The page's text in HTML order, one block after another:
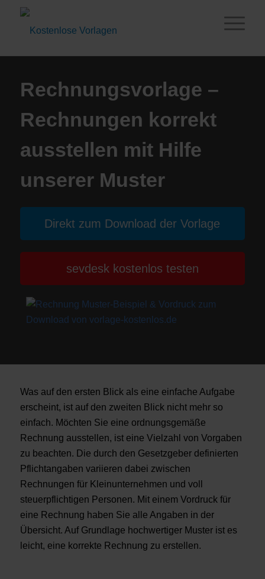
Rechnungsvorlage –
Rechnungen korrekt
ausstellen mit Hilfe
unserer Muster
Direkt zum Download der Vorlage
sevdesk kostenlos testen
Was auf den ersten Blick als eine einfache Aufgabe
erscheint, ist auf den zweiten Blick nicht mehr so
einfach. Möchten Sie eine ordnungsgemäße
Rechnung ausstellen, ist eine Vielzahl von Vorgaben
zu beachten. Die durch den Gesetzgeber definierten
Pflichtangaben variieren dabei zwischen
Rechnungen für Kleinunternehmen und voll
steuerpflichtigen Personen. Mit einem Vordruck für
eine Rechnung haben Sie alle Angaben in der
Übersicht. Auf Grundlage hochwertiger Muster ist es
leicht, eine korrekte Rechnung zu erstellen.